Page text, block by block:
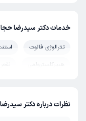
خدمات دکتر سیدرضا
تترالوژی فالوت
هیپرکلسترولمی
جراحی قلب کم تهاجمی
نظرات درباره دکتر